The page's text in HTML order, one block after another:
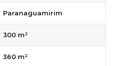
Paranaguamirim
300 m²
360 m²